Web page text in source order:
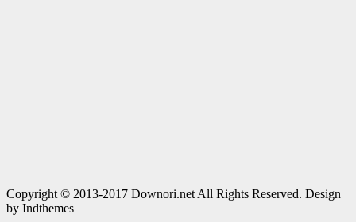
Copyright © 2013-2017 Downori.net All Rights Reserved. Design
by Indthemes